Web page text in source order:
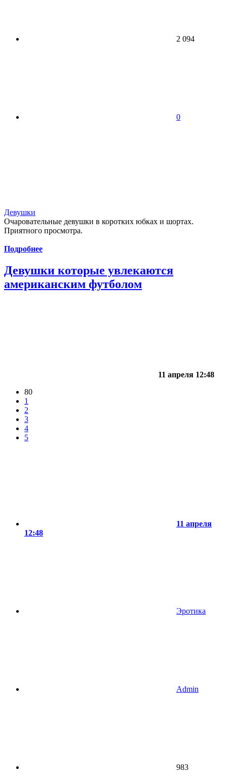
2 094
0
Девушки
Очаровательные девушки в коротких юбках и шортах.
Приятного просмотра.
Подробнее
Девушки которые увлекаются
американским футболом
11 апреля 12:48
80
1
2
3
4
5
11 апреля
12:48
Эротика
Admin
983